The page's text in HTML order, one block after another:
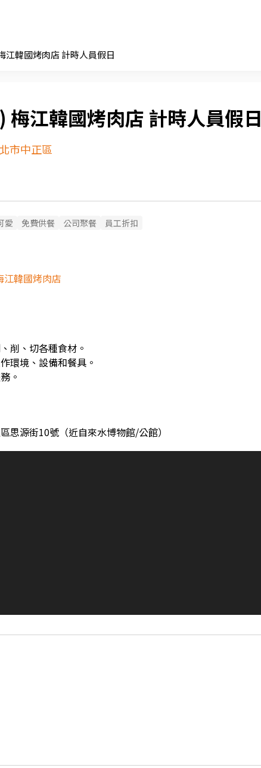
江韓國烤肉店 計時人員假日
梅江韓國烤肉店 計時人員假日
市中正區
愛 免費供餐 公司聚餐 員工折扣
江韓國烤肉店
削、切各種食材。
環境、設備和餐具。
。
思源街10號（近自來水博物館/公館）